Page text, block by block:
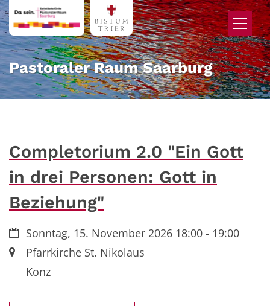
Zum Inhalt springen
Pastoraler Raum Saarburg
Completorium 2.0 "Ein Gott
in drei Personen: Gott in
Beziehung"
Datum:Sonntag, 15. November 2026 18:00 - 19:00
Ort:Pfarrkirche St. Nikolaus
Konz